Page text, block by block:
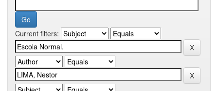
Current filters: